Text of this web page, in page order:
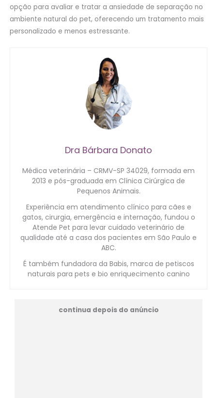
opção para avaliar e tratar a ansiedade de separação no
ambiente natural do pet, oferecendo um tratamento mais
personalizado e menos estressante.
Dra Bárbara Donato
Médica veterinária – CRMV-SP 34029, formada em
2013 e pós-graduada em Clínica Cirúrgica de
Pequenos Animais.
Experiência em atendimento clínico para cães e
gatos, cirurgia, emergência e internação, fundou o
Atende Pet para levar cuidado veterinário de
qualidade até a casa dos pacientes em São Paulo e
ABC.
É também fundadora da Babis, marca de petiscos
naturais para pets e bio enriquecimento canino
continua depois do anúncio